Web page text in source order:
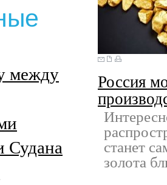
Россия
станет
золота
между
Судана